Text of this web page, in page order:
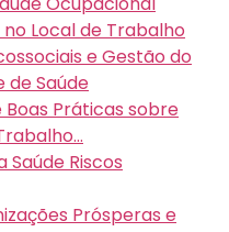
Local de Trabalho
e Gestão do
de Saúde
Práticas sobre
Saúde Riscos
Prósperas e